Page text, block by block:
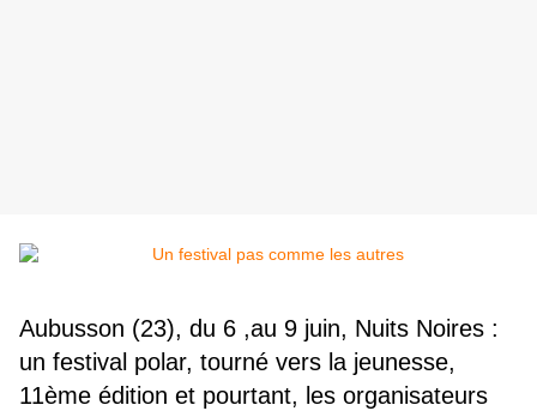
Aubusson (23), du 6 ,au 9 juin, Nuits Noires :
un festival polar, tourné vers la jeunesse,
11ème édition et pourtant, les organisateurs